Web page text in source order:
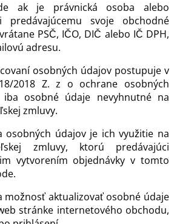
ak je právnická osoba alebo
predávajúcemu svoje obchodné
PSČ, IČO, DIČ alebo IČ DPH,
adresu.
osobných údajov postupuje v
2018 Z. z o ochrane osobných
osobné údaje nevyhnutné na
zmluvy.
osobných údajov je ich využitie na
zmluvy, ktorú predávajúci
vytvorením objednávky v tomto
možnosť aktualizovať osobné údaje
stránke internetového obchodu,